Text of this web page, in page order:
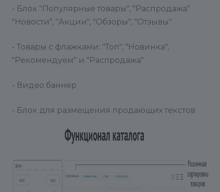
- Блок "Популярные товары", "Распродажа"
"Новости", "Акции", "Обзоры", "Отзывы"
- Товары с флажками: "Топ", "Новинка",
"Рекомендуем" и "Распродажа"
- Видео баннер
- Блок для размещения продающих текстов